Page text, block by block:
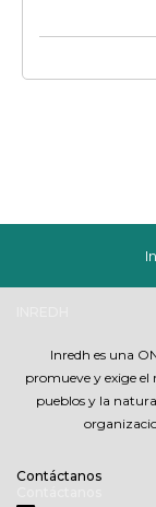
Inredh es una
promueve y exige el
pueblos y la
Contáctanos